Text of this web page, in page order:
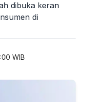
dibuka keran
di
WIB